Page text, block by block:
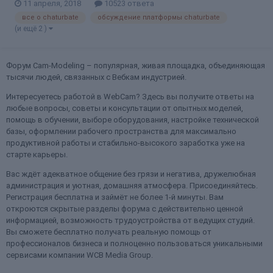
"IPBoard", на котором установлен форум. Спасибо за внимание!
11 апреля, 2018 10523 ответа
все о chaturbate обсуждение платформы chaturbate
(и ещё 2 )
Форум Cam-Modeling – популярная, живая площадка, объединяющая
тысячи людей, связанных с Вебкам индустрией.
Интересуетесь работой в WebCam? Здесь вы получите ответы на
любые вопросы, советы и консультации от опытных моделей,
помощь в обучении, выборе оборудования, настройке технической
базы, оформлении рабочего пространства для максимально
продуктивной работы и стабильно-высокого заработка уже на
старте карьеры.
Вас ждёт адекватное общение без грязи и негатива, дружелюбная
администрация и уютная, домашняя атмосфера. Присоединяйтесь.
Регистрация бесплатна и займёт не более 1-й минуты. Вам
откроются скрытые разделы форума с действительно ценной
информацией, возможность трудоустройства от ведущих студий.
Вы сможете бесплатно получать реальную помощь от
профессионалов бизнеса и полноценно пользоваться уникальными
сервисами компании WCB Media Group.